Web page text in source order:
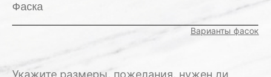
Фаска
Варианты фасок